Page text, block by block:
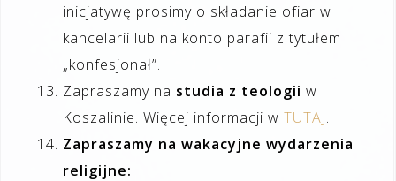
inicjatywę prosimy o składanie ofiar w
kancelarii lub na konto parafii z tytułem
„konfesjonał”.
Zapraszamy na studia z teologii w
Koszalinie. Więcej informacji w TUTAJ.
Zapraszamy na wakacyjne wydarzenia
religijne: